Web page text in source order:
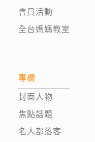
會員活動
全台媽媽教室
專欄
封面人物
焦點話題
名人部落客